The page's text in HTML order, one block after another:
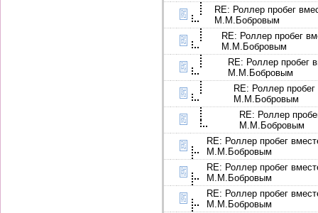
RE: Роллер пробег
М.М.Бобровым
RE: Роллер пробег
М.М.Бобровым
RE: Роллер пробег
М.М.Бобровым
RE: Роллер
М.М.Бобровым
RE: Роллер
М.М.Бобровым
RE: Роллер пробег
М.М.Бобровым
RE: Роллер пробег
М.М.Бобровым
RE: Роллер пробег
М.М.Бобровым